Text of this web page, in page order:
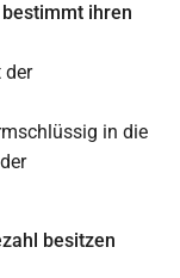
ihren
der
in die
besitzen